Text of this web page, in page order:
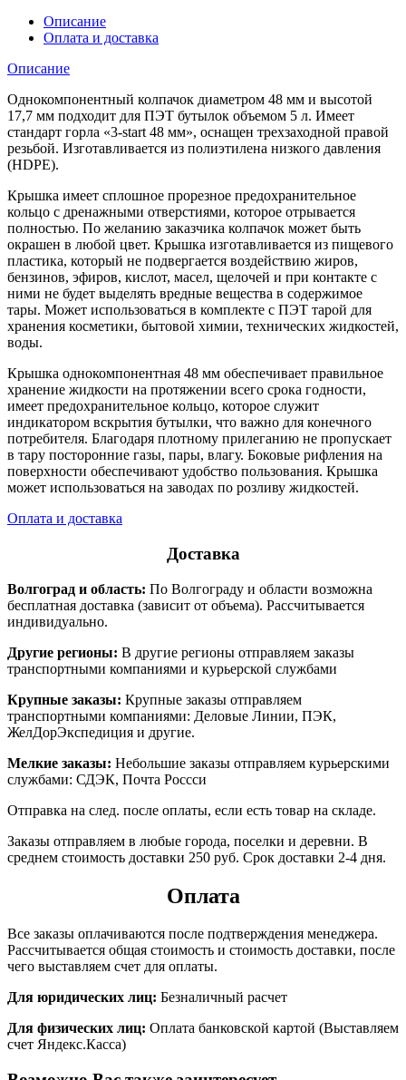
Описание
Оплата и доставка
Описание
Однокомпонентный колпачок диаметром 48 мм и высотой
17,7 мм подходит для ПЭТ бутылок объемом 5 л. Имеет
стандарт горла «3-start 48 мм», оснащен трехзаходной правой
резьбой. Изготавливается из полиэтилена низкого давления
(HDPE).
Крышка имеет сплошное прорезное предохранительное
кольцо с дренажными отверстиями, которое отрывается
полностью. По желанию заказчика колпачок может быть
окрашен в любой цвет. Крышка изготавливается из пищевого
пластика, который не подвергается воздействию жиров,
бензинов, эфиров, кислот, масел, щелочей и при контакте с
ними не будет выделять вредные вещества в содержимое
тары. Может использоваться в комплекте с ПЭТ тарой для
хранения косметики, бытовой химии, технических жидкостей,
воды.
Крышка однокомпонентная 48 мм обеспечивает правильное
хранение жидкости на протяжении всего срока годности,
имеет предохранительное кольцо, которое служит
индикатором вскрытия бутылки, что важно для конечного
потребителя. Благодаря плотному прилеганию не пропускает
в тару посторонние газы, пары, влагу. Боковые рифления на
поверхности обеспечивают удобство пользования. Крышка
может использоваться на заводах по розливу жидкостей.
Оплата и доставка
Доставка
Волгоград и область: По Волгограду и области возможна
бесплатная доставка (зависит от объема). Рассчитывается
индивидуально.
Другие регионы: В другие регионы отправляем заказы
транспортными компаниями и курьерской службами
Крупные заказы: Крупные заказы отправляем
транспортными компаниями: Деловые Линии, ПЭК,
ЖелДорЭкспедиция и другие.
Мелкие заказы: Небольшие заказы отправляем курьерскими
службами: СДЭК, Почта Россси
Отправка на след. после оплаты, если есть товар на складе.
Заказы отправляем в любые города, поселки и деревни. В
среднем стоимость доставки 250 руб. Срок доставки 2-4 дня.
Оплата
Все заказы оплачиваются после подтверждения менеджера.
Рассчитывается общая стоимость и стоимость доставки, после
чего выставляем счет для оплаты.
Для юридических лиц: Безналичный расчет
Для физических лиц: Оплата банковской картой (Выставляем
счет Яндекс.Касса)